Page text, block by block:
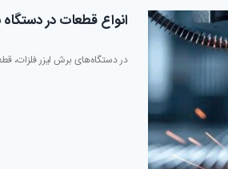
انواع قطعات در
در دستگاه‌های برش لیزر فلزات،